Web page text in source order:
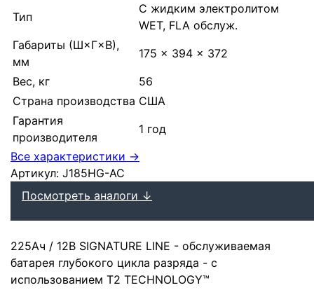
Тип
С жидким электролитом
WET, FLA обслуж.
Габариты (Ш×Г×В),
мм
175 × 394 × 372
Вес, кг
56
Страна производства США
Гарантия
производителя
1 год
Все характеристики →
Артикул: J185HG-AC
Посмотреть аналоги ↓
225Ач / 12В SIGNATURE LINE - обслуживаемая
батарея глубокого цикла разряда - с
использованием T2 TECHNOLOGY™